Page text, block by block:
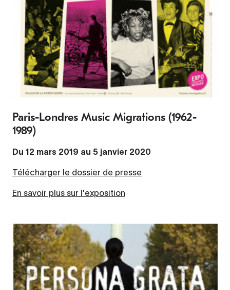
Paris-Londres Music Migrations (1962-
1989)
Du 12 mars 2019 au 5 janvier 2020
Télécharger le dossier de presse
En savoir plus sur l'exposition